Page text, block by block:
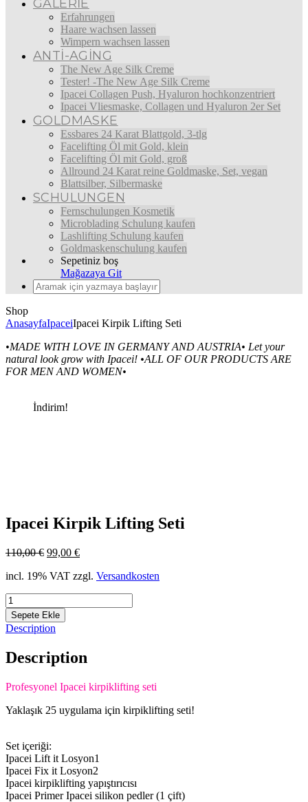
GALERIE
Erfahrungen
Haare wachsen lassen
Wimpern wachsen lassen
ANTI-AGING
The New Age Silk Creme
Tester! -The New Age Silk Creme
Ipacei Collagen Push, Hyaluron hochkonzentriert
Ipacei Vliesmaske, Collagen und Hyaluron 2er Set
GOLDMASKE
Essbares 24 Karat Blattgold, 3-tlg
Facelifting Öl mit Gold, klein
Facelifting Öl mit Gold, groß
Allround 24 Karat reine Goldmaske, Set, vegan
Blattsilber, Silbermaske
SCHULUNGEN
Fernschulungen Kosmetik
Microblading Schulung kaufen
Lashlifting Schulung kaufen
Goldmaskenschulung kaufen
Sepetiniz boş
Mağazaya Git
Shop
AnasayfaIpaceiIpacei Kirpik Lifting Seti
•MADE WITH LOVE IN GERMANY AND AUSTRIA• Let your
natural look grow with Ipacei! •ALL OF OUR PRODUCTS ARE
FOR MEN AND WOMEN•
İndirim!
Ipacei Kirpik Lifting Seti
110,00€ 99,00 €
incl. 19% VAT zzgl. Versandkosten
Miktar
Sepete Ekle
Description
Description
Profesyonel Ipacei kirpiklifting seti
Yaklaşık 25 uygulama için kirpiklifting seti!
Set içeriği:
Ipacei Lift it Losyon1
Ipacei Fix it Losyon2
Ipacei kirpiklifting yapıştırıcısı
Ipacei Primer Ipacei silikon pedler (1 çift)